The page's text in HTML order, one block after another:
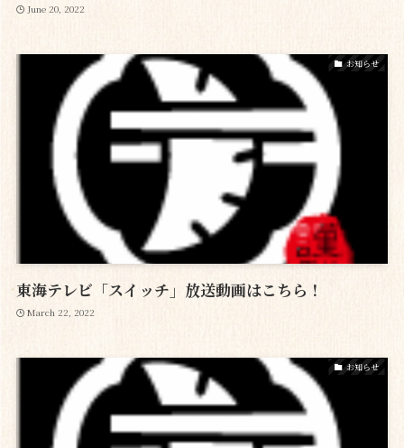
June 20, 2022
お知らせ
東海テレビ「スイッチ」放送動画はこちら！
March 22, 2022
お知らせ